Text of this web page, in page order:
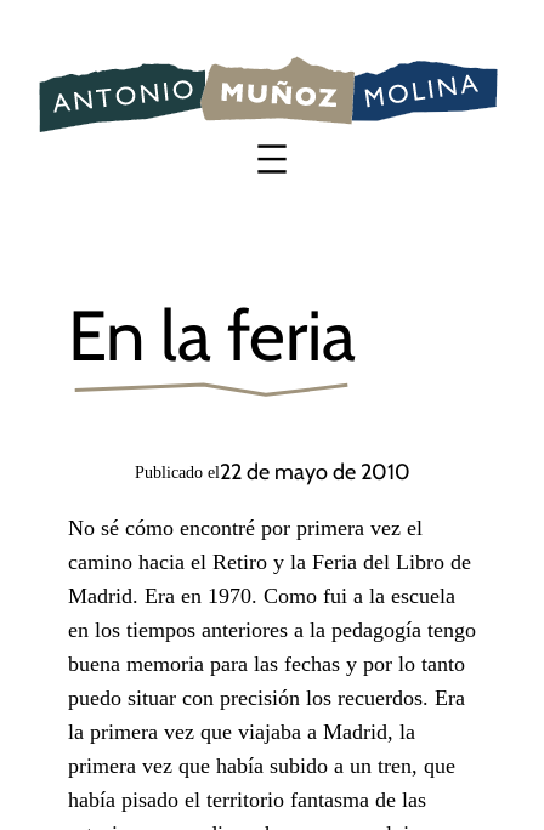
contenido
En la feria
Publicado el22 de mayo de 2010
No sé cómo encontré por primera vez el
camino hacia el Retiro y la Feria del Libro de
Madrid. Era en 1970. Como fui a la escuela
en los tiempos anteriores a la pedagogía tengo
buena memoria para las fechas y por lo tanto
puedo situar con precisión los recuerdos. Era
la primera vez que viajaba a Madrid, la
primera vez que había subido a un tren, que
había pisado el territorio fantasma de las